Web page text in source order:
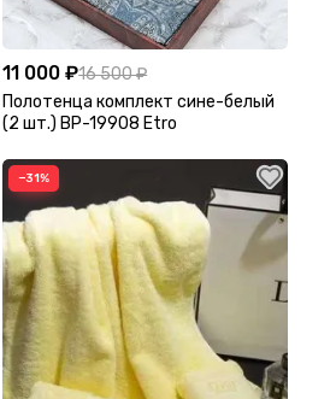
11 000 ₽16 500 ₽
Полотенца комплект сине-белый
(2 шт.) BP-19908 Etro
−31%